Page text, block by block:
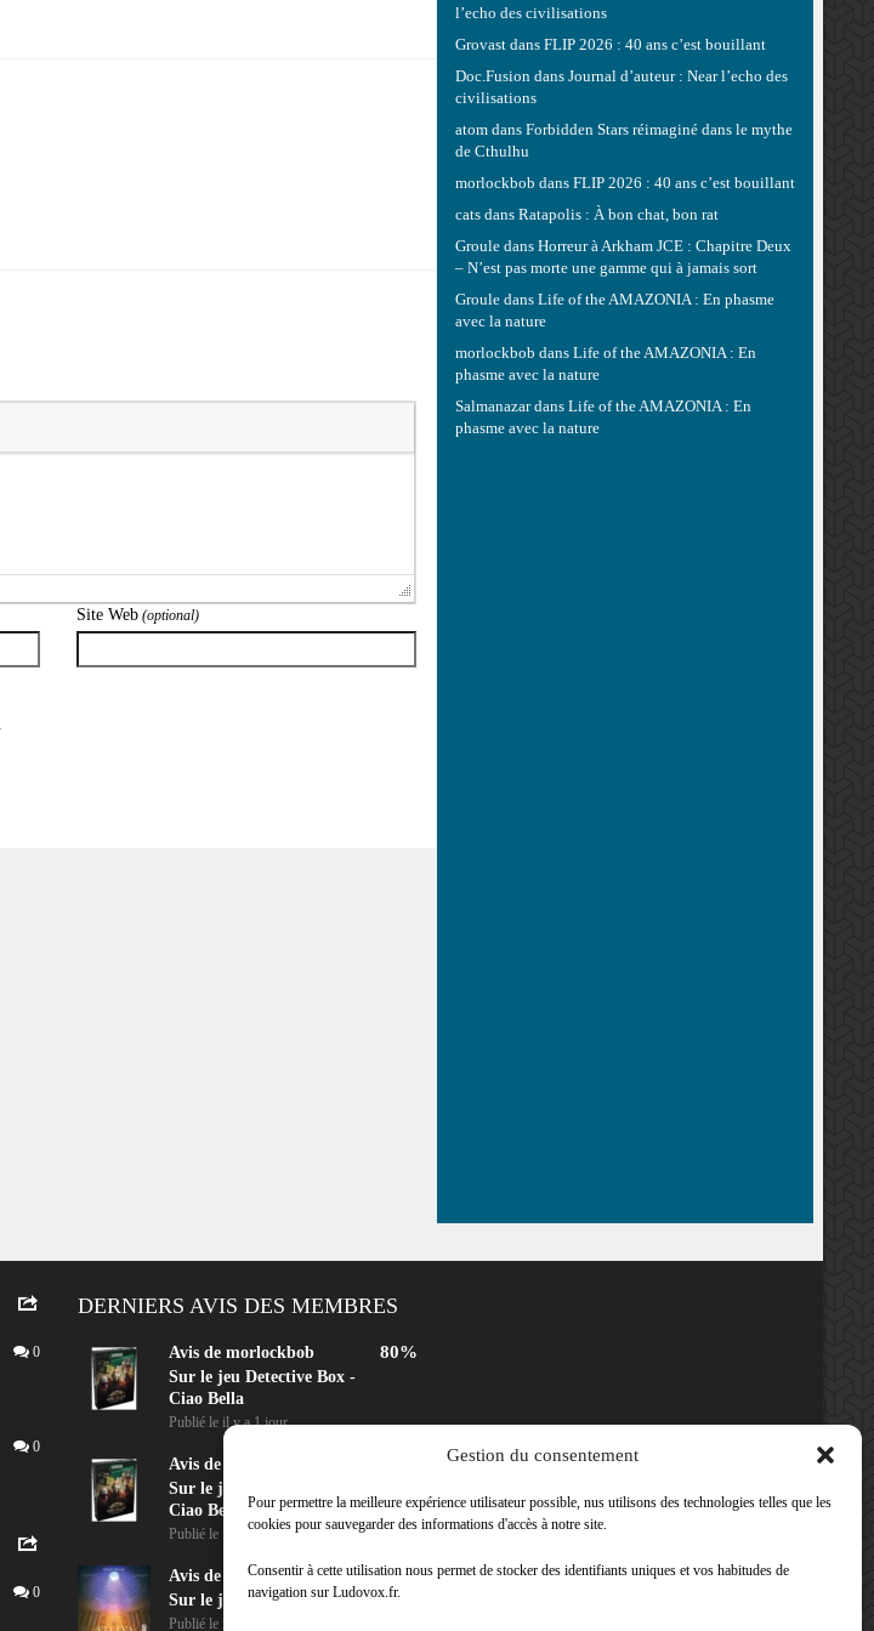
Gestion du consentement
Pour permettre la meilleure expérience utilisateur possible, nus utilisons des technologies telles que les
cookies pour sauvegarder des informations d'accès à notre site.
Consentir à cette utilisation nous permet de stocker des identifiants uniques et vos habitudes de
navigation sur Ludovox.fr.
Site Web(optional)
l’echo des civilisations
Grovastdans FLIP 2026 : 40 ans c’est bouillant
Doc.Fusiondans Journal d’auteur : Near l’echo des
civilisations
atomdans Forbidden Stars réimaginé dans le mythe
de Cthulhu
morlockbob dans FLIP 2026 : 40 ans c’est bouillant
catsdans Ratapolis : À bon chat, bon rat
Grouledans Horreur à Arkham JCE : Chapitre Deux
– N’est pas morte une gamme qui à jamais sort
Grouledans Life of the AMAZONIA : En phasme
avec la nature
morlockbob dans Life of the AMAZONIA : En
phasme avec la nature
Salmanazardans Life of the AMAZONIA : En
phasme avec la nature
0
0
0
DERNIERS AVIS DES MEMBRES
Avis de morlockbob
Sur le jeu Detective Box -
Ciao Bella
Publié le il y a 1 jour
80%
Avis de
Sur le jeu Detective Box -
Ciao Bella
Publié le il y a 1 jour
Avis de
morlockbob
Sur le jeu Aeterna
Publié le
70%